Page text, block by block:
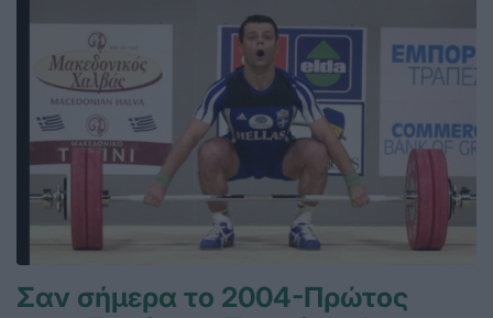
Σαν σήμερα το 2004-Πρώτος